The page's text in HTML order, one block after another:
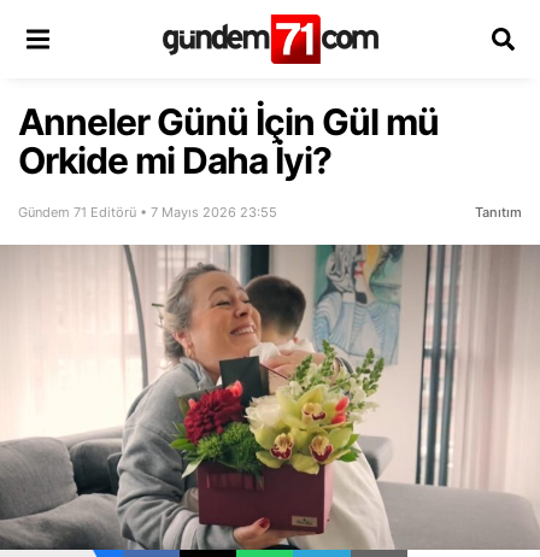
Anneler Günü İçin Gül mü
Orkide mi Daha İyi?
Gündem 71 Editörü • 7 Mayıs 2026 23:55 Tanıtım